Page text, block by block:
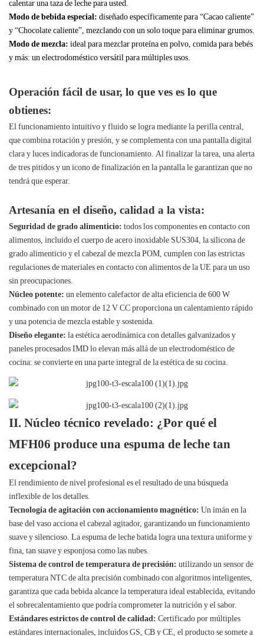
calentar una taza de leche para usted.
Modo de bebida especial: diseñado específicamente para “Cacao caliente”
y “Chocolate caliente”, mezclando con un solo toque para eliminar grumos.
Modo de mezcla: ideal para mezclar proteína en polvo, comida para bebés
y más: un electrodoméstico versátil para múltiples usos.
Operación fácil de usar, lo que ves es lo que
obtienes:
El funcionamiento intuitivo y fluido se logra mediante la perilla central,
que combina rotación y presión, y se complementa con una pantalla digital
clara y luces indicadoras de funcionamiento. Al finalizar la tarea, una alerta
de tres pitidos y un icono de finalización en la pantalla le garantizan que no
tendrá que esperar.
Artesanía en el diseño, calidad a la vista:
Seguridad de grado alimenticio: todos los componentes en contacto con
alimentos, incluido el cuerpo de acero inoxidable SUS304, la silicona de
grado alimenticio y el cabezal de mezcla POM, cumplen con las estrictas
regulaciones de materiales en contacto con alimentos de la UE para un uso
sin preocupaciones.
Núcleo potente: un elemento calefactor de alta eficiencia de 600 W
combinado con un motor de 12 V CC proporciona un calentamiento rápido
y una potencia de mezcla estable y sostenida.
Diseño elegante: la estética aerodinámica con detalles galvanizados y
paneles procesados ​​​​IMD lo elevan más allá de un electrodoméstico de
cocina: se convierte en una parte integral de la estética de su cocina.
II. Núcleo técnico revelado: ¿Por qué el
MFH06 produce una espuma de leche tan
excepcional?
El rendimiento de nivel profesional es el resultado de una búsqueda
inflexible de los detalles.
Tecnología de agitación con accionamiento magnético: Un imán en la
base del vaso acciona el cabezal agitador, garantizando un funcionamiento
suave y silencioso. La espuma de leche batida logra una textura uniforme y
fina, tan suave y esponjosa como las nubes.
Sistema de control de temperatura de precisión: utilizando un sensor de
temperatura NTC de alta precisión combinado con algoritmos inteligentes,
garantiza que cada bebida alcance la temperatura ideal establecida, evitando
el sobrecalentamiento que podría comprometer la nutrición y el sabor.
Estándares estrictos de control de calidad: Certificado por múltiples
estándares internacionales, incluidos GS, CB y CE, el producto se somete a